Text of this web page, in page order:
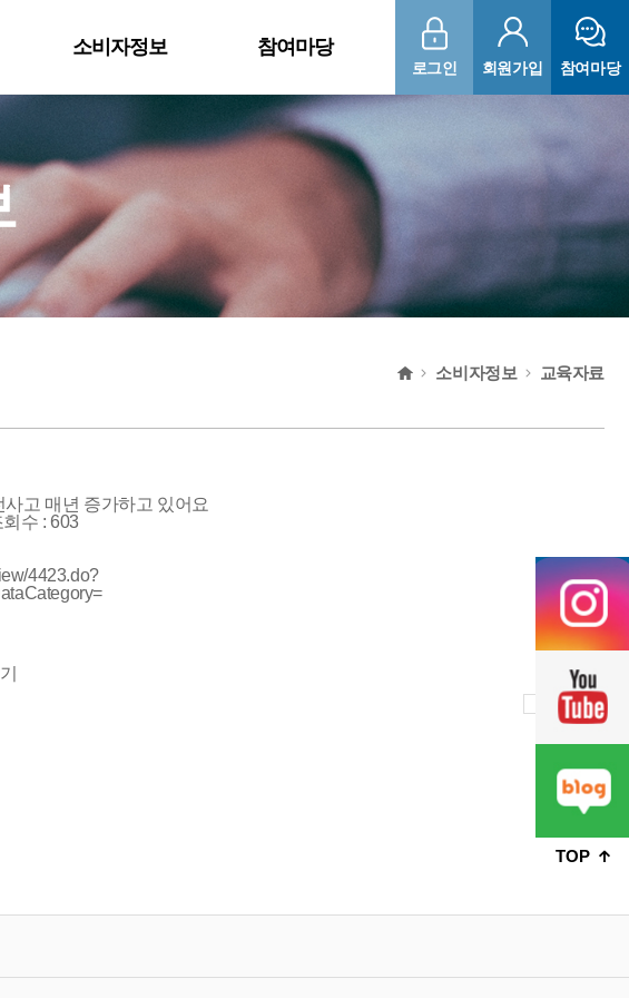
소비자정보
정보알리미
참여마당
공지사항
보도자료
로그인 회원가입 참여마당
소비자정보 교육자료
사고 매년 증가하고 있어요
회수 :603
4423.do?
리스트
TOP